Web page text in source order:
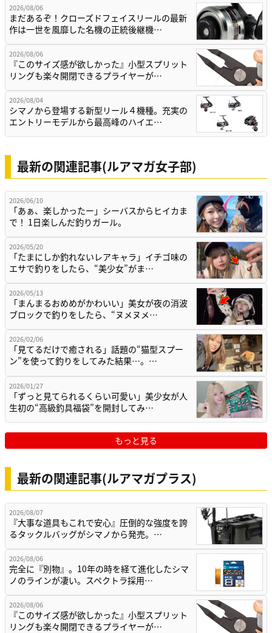
2026/08/06
まだあるぞ！クローズドフェイスリールの最新
作は一世を風靡した名機の正統後継機…
2026/08/06
『このサイズ感が欲しかった』小型スプリット
リングも楽々開閉できるプライヤーが…
2026/08/04
シマノから登場する新型リール４機種。充実の
エントリーモデルから最高峰のハイエ…
最新の関連記事(ルアマガ女子部)
2026/06/10
「あぁ、楽しかったー」シーバスからヒイカま
で！ 1日楽しんだ釣りガール。
2026/05/20
「たまにしか釣れないレアキャラ」イチゴ味の
エサで釣りをしたら、“美少女”がま…
2026/05/13
「まんまるおめめがかわいい」美女が夜の消波
ブロックで釣りをしたら、“ヌメヌメ…
2026/02/06
「見てるだけで癒される」話題の“猫型スプー
ン”を使って釣りをしてみた結果…。…
2026/01/27
「ずっと見てられるくらい可愛い」美少女が人
生初の“高級釣具福袋”を開封してみ…
もっと見る
最新の関連記事(ルアマガプラス)
2026/08/07
『大事な道具もこれで安心』圧倒的な強度を誇
るタックルバッグがシマノから発売。…
2026/08/06
完全に『別物』。10年の時を経て進化したシマ
ノのラインが凄い。スペクトラ採用…
2026/08/06
『このサイズ感が欲しかった』小型スプリット
リングも楽々開閉できるプライヤーが…